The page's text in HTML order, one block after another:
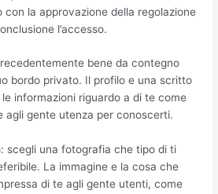
la approvazione della regolazione
l’accesso.
bene da contegno
bordo privato. Il profilo e una scritto
informazioni riguardo a di te come
agli gente utenza per conoscerti.
scegli una fotografia che tipo di ti
La immagine e la cosa che
di te agli gente utenti, come